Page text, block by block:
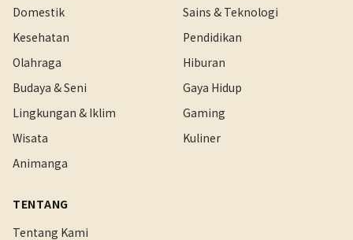
Domestik
Sains & Teknologi
Kesehatan
Pendidikan
Olahraga
Hiburan
Budaya & Seni
Gaya Hidup
Lingkungan & Iklim
Gaming
Wisata
Kuliner
Animanga
TENTANG
Tentang Kami